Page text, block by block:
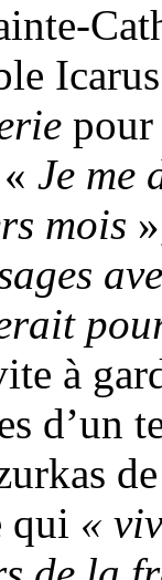
pour
Je me
mois
à
d’un
qui «